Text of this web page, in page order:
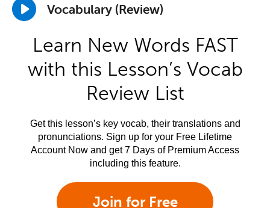
Vocabulary (Review)
Learn New Words FAST
with this Lesson’s Vocab
Review List
Get this lesson’s key vocab, their translations and
pronunciations. Sign up for your Free Lifetime
Account Now and get 7 Days of Premium Access
including this feature.
Join for Free